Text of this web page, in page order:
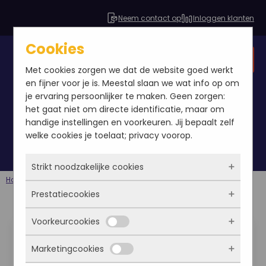
Neem contact op Inloggen klanten
linkbuilding 2.0
Home Berichten linkbuilding 2.0
Linkbuilding 2.0, links
moet je verdienen
Cookies
Met cookies zorgen we dat de website goed werkt
en fijner voor je is. Meestal slaan we wat info op om
je ervaring persoonlijker te maken. Geen zorgen:
het gaat niet om directe identificatie, maar om
handige instellingen en voorkeuren. Jij bepaalt zelf
welke cookies je toelaat; privacy voorop.
Strikt noodzakelijke cookies
Deze cookies zorgen ervoor dat de website
überhaupt werkt. Ze zijn dus altijd actief en
kunnen niet worden uitgezet. Meestal worden
ze alleen geplaatst als jij iets doet, zoals
inloggen, een formulier invullen of je
Prestatiecookies
Met deze cookies zien we hoe vaak onze site
bezocht wordt, waar bezoekers vandaan
komen en welke pagina’s populair zijn. Zo
Voorkeurcookies
Deze cookies onthouden jouw voorkeuren.
Marketingcookies